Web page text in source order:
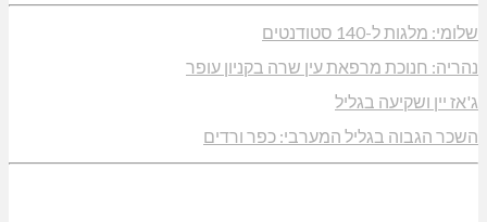
שלומי: מלגות ל-140 סטודנטים
נהריה: חנוכת מרפאת עין שרה בקניון עופר
ג'אז יין ושקיעה בגליל
השכר הגבוה בגליל המערבי: כפר ורדים